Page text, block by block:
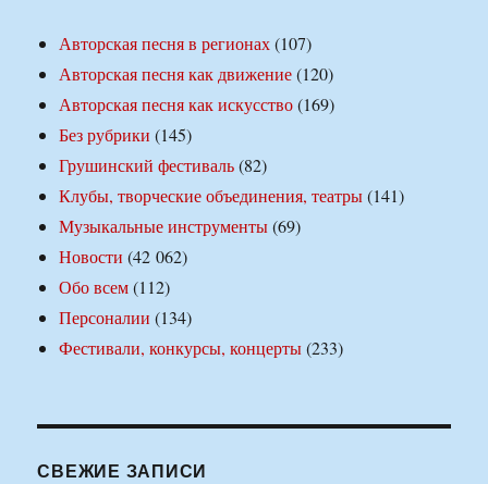
Авторская песня в регионах(107)
Авторская песня как движение(120)
Авторская песня как искусство(169)
Без рубрики (145)
Грушинский фестиваль(82)
Клубы, творческие объединения, театры(141)
Музыкальные инструменты(69)
Новости (42 062)
Обо всем(112)
Персоналии (134)
Фестивали, конкурсы, концерты(233)
СВЕЖИЕ ЗАПИСИ